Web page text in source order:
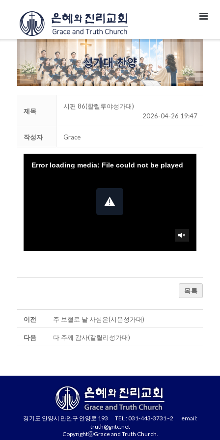
제목
시편 86(할렐루야성가대)
2026-04-26 19:47
작성자 Grace
Error loading media: File could not be played
목록
이전 주 보혈로 날 사심은(시온성가대)
다음 다 주께 감사(갈릴리성가대)
경기도 안양시 만안구 안양로 193 TEL : 031-443-3731~2 email:
truth@gntc.net
CopyrightⓒGrace and Truth Church.